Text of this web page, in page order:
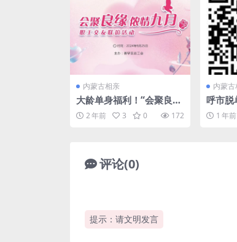
内蒙古相亲
大龄单身福利！“会聚良缘
侬情九月”职工交友联谊活
动
2 年前 3 0 172
内蒙
呼市脱
5w+
士征婚
1 年前
评论(0)
提示：请文明发言